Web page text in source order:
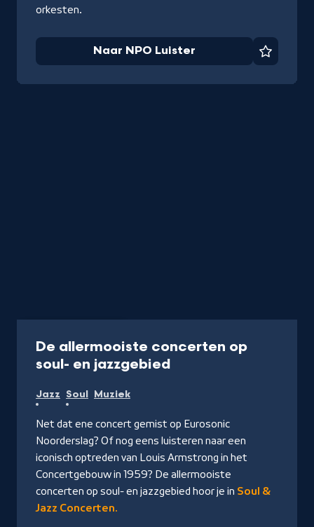
orkesten.
Naar NPO Luister
De allermooiste concerten op
soul- en jazzgebied-
Luister
Jazz Soul Muziek
Net dat ene concert gemist op Eurosonic
Noorderslag? Of nog eens luisteren naar een
iconisch optreden van Louis Armstrong in het
Concertgebouw in 1959? De allermooiste
concerten op soul- en jazzgebied hoor je in Soul &
Jazz Concerten.